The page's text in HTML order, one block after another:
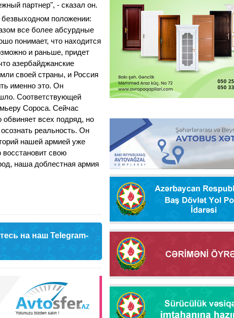
партнер", - сказал он.
безвыходном положении:
все более абсурдные
понимает, что находится
и раньше, придет
азербайджанские
своей страны, и Россия
именно это. Он
Соответствующей
Сороса. Сейчас
всех подряд, но
реальность. Он
нашей армией уже
свою
наша доблестная армия
на наш Telegram-